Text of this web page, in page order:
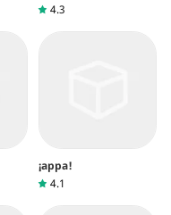
4.3
¡appa!
4.1